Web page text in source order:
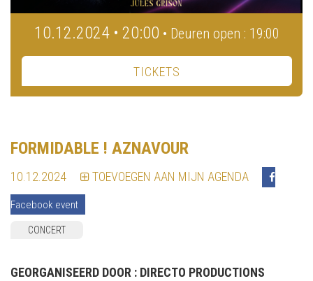
10.12.2024 • 20:00 • Deuren open : 19:00
TICKETS
FORMIDABLE ! AZNAVOUR
10.12.2024 TOEVOEGEN AAN MIJN AGENDA
Facebook event
CONCERT
GEORGANISEERD DOOR : DIRECTO PRODUCTIONS